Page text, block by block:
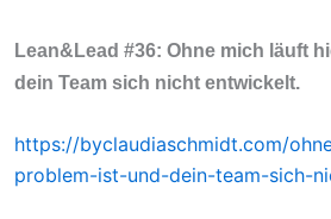
Lean&Lead #36: Ohne mich läuft
dein Team sich nicht entwickelt.
https://byclaudiaschmidt.com/
problem-ist-und-dein-team-sich-